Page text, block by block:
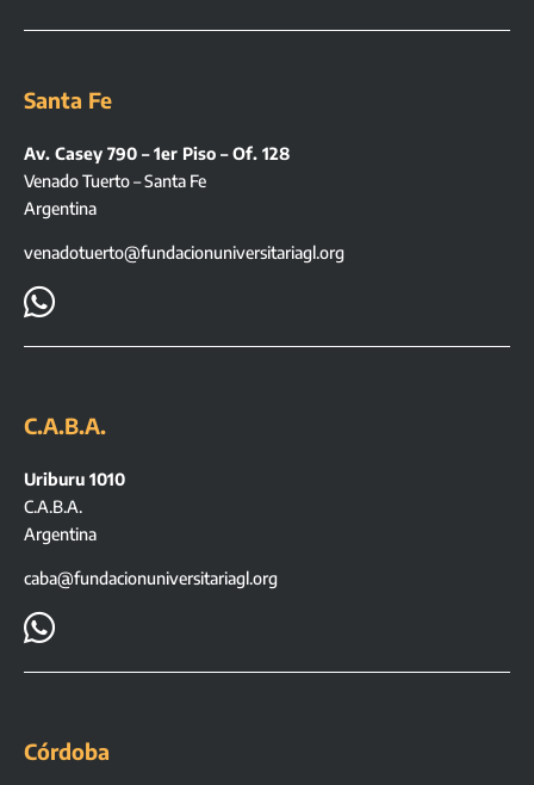
Santa Fe
Av. Casey 790 – 1er Piso – Of. 128
Venado Tuerto – Santa Fe
Argentina
venadotuerto@fundacionuniversitariagl.org

C.A.B.A.
Uriburu 1010
C.A.B.A.
Argentina
caba@fundacionuniversitariagl.org

Córdoba